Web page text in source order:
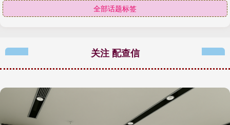
全部话题标签
关注 配查信